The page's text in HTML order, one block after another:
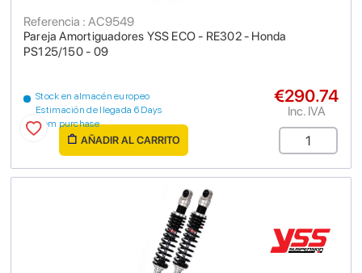
Pareja Amortiguadores YSS ECO - RE302 - Honda
PS125/150 - 09
Referencia : AC9549
Stock en almacén europeo
Estimación de llegada 6 Days
from purchase
€290.74
Inc. IVA
AÑADIR AL CARRITO